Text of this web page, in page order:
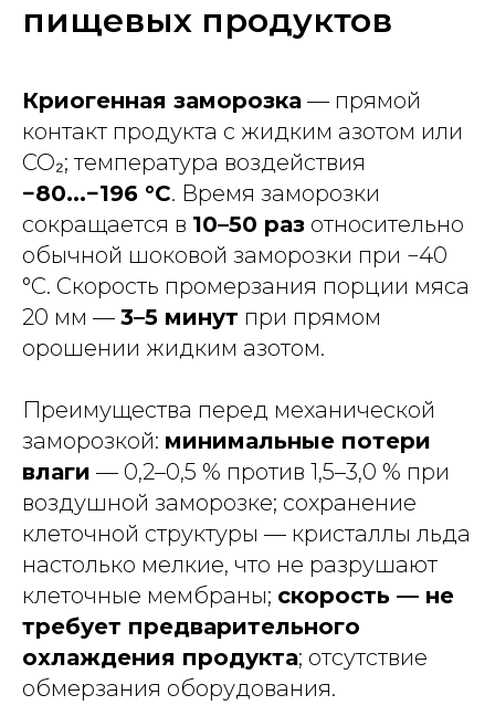
пищевых продуктов
Криогенная заморозка — прямой
контакт продукта с жидким азотом или
CO₂; температура воздействия
−80...−196 °C. Время заморозки
сокращается в 10–50 раз относительно
обычной шоковой заморозки при −40
°C. Скорость промерзания порции мяса
20 мм — 3–5 минут при прямом
орошении жидким азотом.
Преимущества перед механической
заморозкой: минимальные потери
влаги — 0,2–0,5 % против 1,5–3,0 % при
воздушной заморозке; сохранение
клеточной структуры — кристаллы льда
настолько мелкие, что не разрушают
клеточные мембраны; скорость — не
требует предварительного
охлаждения продукта; отсутствие
обмерзания оборудования.